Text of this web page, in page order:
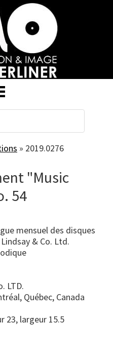
» 2019.0276
"Music
54
mensuel des disques
& Co. Ltd.
LTD.
Québec, Canada
23, largeur 15.5